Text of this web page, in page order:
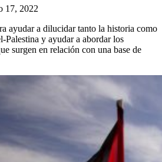
17, 2022
ayudar a dilucidar tanto la historia como
Palestina y ayudar a abordar los
surgen en relación con una base de